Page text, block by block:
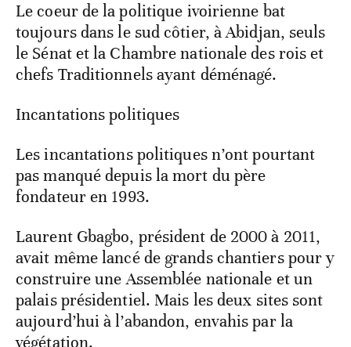
Le coeur de la politique ivoirienne bat
toujours dans le sud côtier, à Abidjan, seuls
le Sénat et la Chambre nationale des rois et
chefs Traditionnels ayant déménagé.
Incantations politiques
Les incantations politiques n’ont pourtant
pas manqué depuis la mort du père
fondateur en 1993.
Laurent Gbagbo, président de 2000 à 2011,
avait même lancé de grands chantiers pour y
construire une Assemblée nationale et un
palais présidentiel. Mais les deux sites sont
aujourd’hui à l’abandon, envahis par la
végétation.